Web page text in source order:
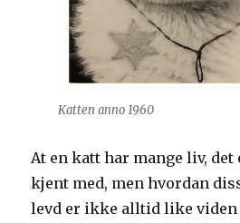
Katten anno 1960
At en katt har mange liv,
kjent med, men hvordan
levd er ikke alltid like viden